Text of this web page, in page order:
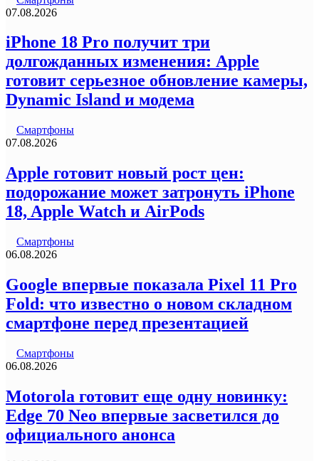
07.08.2026
iPhone 18 Pro получит три
долгожданных изменения: Apple
готовит серьезное обновление камеры,
Dynamic Island и модема
Смартфоны
07.08.2026
Apple готовит новый рост цен:
подорожание может затронуть iPhone
18, Apple Watch и AirPods
Смартфоны
06.08.2026
Google впервые показала Pixel 11 Pro
Fold: что известно о новом складном
смартфоне перед презентацией
Смартфоны
06.08.2026
Motorola готовит еще одну новинку:
Edge 70 Neo впервые засветился до
официального анонса